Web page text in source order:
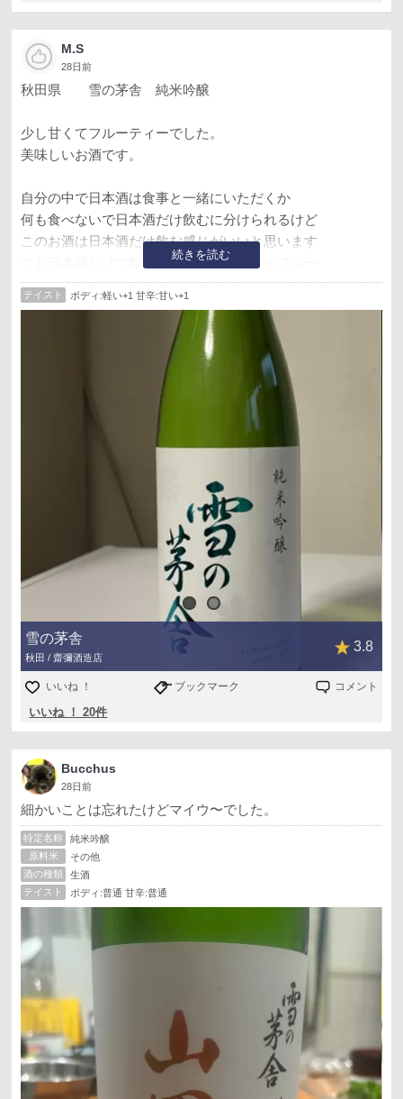
M.S
28日前
続きを読む
秋田県 雪の茅舎 純米吟醸
少し甘くてフルーティーでした。
美味しいお酒です。
自分の中で日本酒は食事と一緒にいただくか
何も食べないで日本酒だけ飲むに分けられるけど
このお酒は日本酒だけ飲む感じがいいと思います
でも日本酒だけで飲むならもう少し甘さやフルー
ティー感があった方がいいかと。
生意気言ってごめんなさい。
テイスト ボディ:軽い+1 甘辛:甘い+1
雪の茅舎
秋田 / 齋彌酒造店
3.8
いいね ！ ブックマーク コメント
いいね ！ 20件
Bucchus
28日前
細かいことは忘れたけどマイウ〜でした。
特定名称
純米吟醸
原料米
その他
酒の種類
生酒
テイスト
ボディ:普通 甘辛:普通